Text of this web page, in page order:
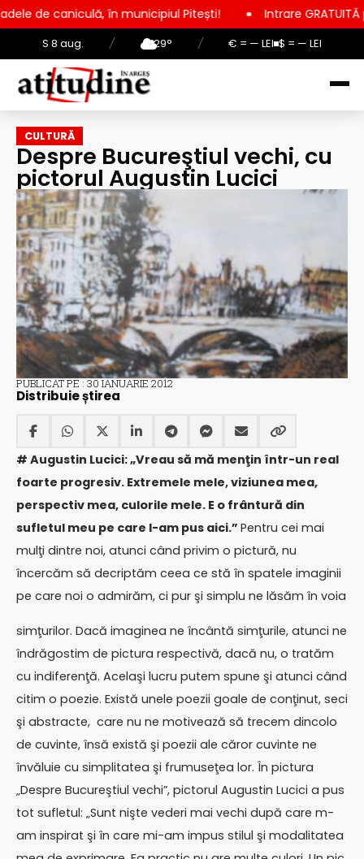
S 8 aug. / 29° / € = — LEI $ = — LEI
în municipiul Pitești! Intrare GRATUITĂ pentru copii,
CULTURĂ
Despre Bucureştiul vechi, cu
pictorul Augustin Lucici
PUBLICAT PE : 30 IANUARIE 2012
Distribuie știrea
# Augustin Lucici: „Vreau să mă menţin într-un real
foarte progresiv. Extremele mele, viziunea mea,
perspectiv mea, culorile mele. E o frântură din
sufletul meu pe care l-am pus aici.” Pentru cei mai
mulţi dintre noi, atunci când privim o pictură, nu
încercăm să decriptăm ceea ce stă în spatele imaginii
pe care noi o admirăm, ci pur şi simplu ne lăsăm în voia
simţurilor. Dacă imaginea ne încântă simţurile, atunci ne
îndrăgostim de pictura respectivă, dacă nu, o tratăm
cu indiferenţă. Acelaşi lucru putem spune şi atunci când
citim o poezie. Există unele poezii goale de conţinut, seci
şi abstracte, care nu ne motivează să trecem dincolo
de cuvinte, însă există şi poezii ale căror cuvinte ne
învăluie cu simplitatea şi frumuseţea lor. În pictura
„Despre Bucureştiul vechi”, pictorul Augustin Lucici a pus
tot sufletul: „Sunt nişte vederi mai vechi după care m-
am inspirat şi în care mi-am impus stilul şi modalitatea